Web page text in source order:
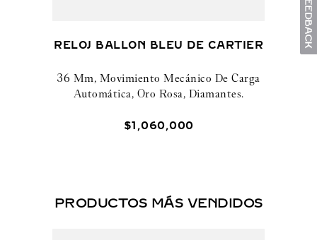
RELOJ BALLON BLEU DE CARTIER
36 Mm, Movimiento Mecánico De Carga
Automática, Oro Rosa, Diamantes.
$1 ,060,000
PRODUCTOS MÁS VENDIDOS